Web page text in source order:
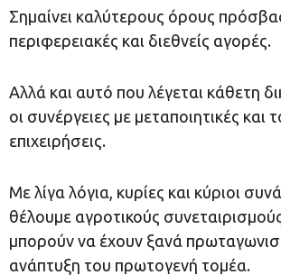
Σημαίνει καλύτερους όρους
περιφερειακές και διεθνείς αγορές.
Αλλά και αυτό που λέγεται κάθετη
οι συνέργειες με μεταποιητικές και
επιχειρήσεις.
Με λίγα λόγια, κυρίες και κύριοι
θέλουμε αγροτικούς
μπορούν να έχουν ξανά
ανάπτυξη του πρωτογενή τομέα.